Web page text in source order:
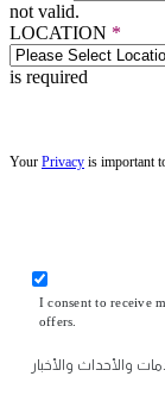
not valid.
LOCATION *
is required
Your Privacy is important
I consent to receive
offers.
والأحداث والأخبار